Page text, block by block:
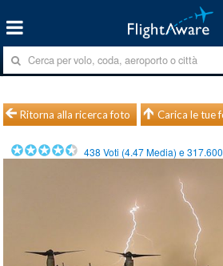
Ritorna alla ricerca foto Carica le tue
438 Voti (4.47Media) e317.600